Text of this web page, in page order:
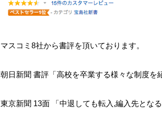
マスコミ8社から書評を頂いております。
朝日新聞 書評「高校を卒業する様々な制度を
東京新聞 13面 「中退しても転入,編入先となる